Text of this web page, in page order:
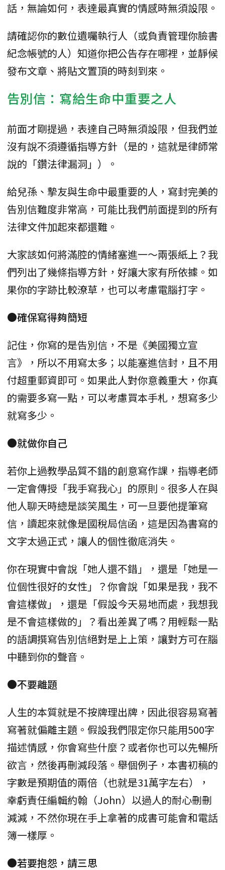
話，無論如何，表達最真實的情感時無須設限。
請確認你的數位遺囑執行人（或負責管理你臉書
紀念帳號的人）知道你把公告存在哪裡，並靜候
發布文章、將貼文置頂的時刻到來。
告別信：寫給生命中重要之人
前面才剛提過，表達自己時無須設限，但我們並
沒有說不須遵循指導方針（是的，這就是律師常
說的「鑽法律漏洞」）。
給兒孫、摯友與生命中最重要的人，寫封完美的
告別信難度非常高，可能比我們前面提到的所有
法律文件加起來都還難。
大家該如何將滿腔的情緒塞進一～兩張紙上？我
們列出了幾條指導方針，好讓大家有所依據。如
果你的字跡比較潦草，也可以考慮電腦打字。
●確保寫得夠簡短
記住，你寫的是告別信，不是《美國獨立宣
言》，所以不用寫太多；以能塞進信封，且不用
付超重郵資即可。如果此人對你意義重大，你真
的需要多寫一點，可以考慮買本手札，想寫多少
就寫多少。
●就做你自己
若你上過教學品質不錯的創意寫作課，指導老師
一定會傳授「我手寫我心」的原則。很多人在與
他人聊天時總是談笑風生，可一旦要他提筆寫
信，讀起來就像是國稅局信函，這是因為書寫的
文字太過正式，讓人的個性徹底消失。
你在現實中會說「她人還不錯」，還是「她是一
位個性很好的女性」？你會說「如果是我，我不
會這樣做」，還是「假設今天易地而處，我想我
是不會這樣做的」？看出差異了嗎？用輕鬆一點
的語調撰寫告別信絕對是上上策，讓對方可在腦
中聽到你的聲音。
●不要離題
人生的本質就是不按牌理出牌，因此很容易寫著
寫著就偏離主題。假設我們限定你只能用500字
描述情感，你會寫些什麼？或者你也可以先暢所
欲言，然後再刪減段落。舉個例子，本書初稿的
字數是預期值的兩倍（也就是31萬字左右），
幸虧責任編輯約翰（John）以過人的耐心刪刪
減減，不然你現在手上拿著的成書可能會和電話
簿一樣厚。
●若要抱怨，請三思